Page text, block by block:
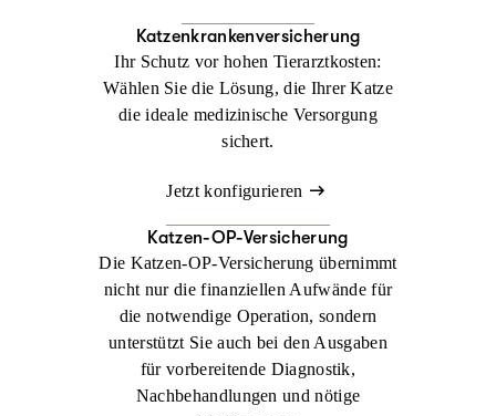
Katzenkrankenversicherung
Ihr Schutz vor hohen Tierarztkosten:
Wählen Sie die Lösung, die Ihrer Katze
die ideale medizinische Versorgung
sichert.
Jetzt konfigurieren
Katzen-OP-Versicherung
Die Katzen-OP-Versicherung übernimmt
nicht nur die finanziellen Aufwände für
die notwendige Operation, sondern
unterstützt Sie auch bei den Ausgaben
für vorbereitende Diagnostik,
Nachbehandlungen und nötige